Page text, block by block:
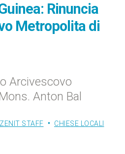
Rinuncia
Metropolita di
Arcivescovo
Anton Bal
ZENIT STAFF CHIESE LOCALI